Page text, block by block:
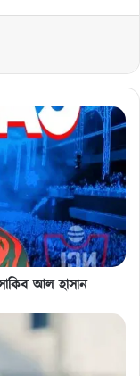
আল হাসান